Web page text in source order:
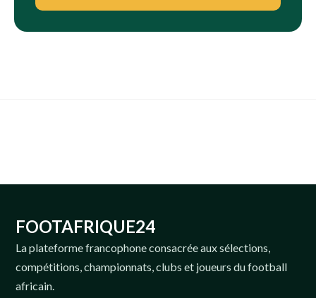
FOOTAFRIQUE24
La plateforme francophone consacrée aux sélections,
compétitions, championnats, clubs et joueurs du football
africain.